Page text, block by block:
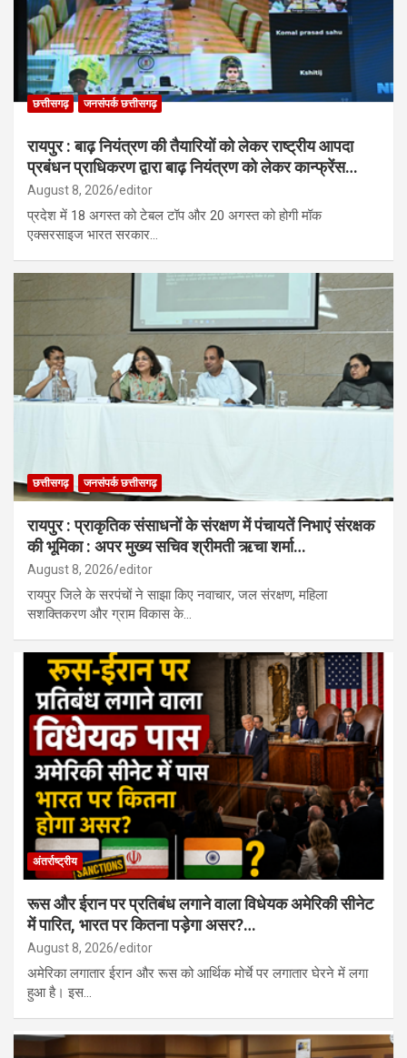
छत्तीसगढ़ जनसंपर्क छत्तीसगढ़
रायपुर : बाढ़ नियंत्रण की तैयारियों को लेकर राष्ट्रीय आपदा
प्रबंधन प्राधिकरण द्वारा बाढ़ नियंत्रण को लेकर कान्फ्रेंस…
August 8, 2026 editor
प्रदेश में 18 अगस्त को टेबल टॉप और 20 अगस्त को होगी मॉक
एक्सरसाइज भारत सरकार…
छत्तीसगढ़ जनसंपर्क छत्तीसगढ़
रायपुर : प्राकृतिक संसाधनों के संरक्षण में पंचायतें निभाएं संरक्षक
की भूमिका : अपर मुख्य सचिव श्रीमती ऋचा शर्मा…
August 8, 2026 editor
रायपुर जिले के सरपंचों ने साझा किए नवाचार, जल संरक्षण, महिला
सशक्तिकरण और ग्राम विकास के…
अंतर्राष्ट्रीय
रूस और ईरान पर प्रतिबंध लगाने वाला विधेयक अमेरिकी सीनेट
में पारित, भारत पर कितना पड़ेगा असर?…
August 8, 2026 editor
अमेरिका लगातार ईरान और रूस को आर्थिक मोर्चे पर लगातार घेरने में लगा
हुआ है। इस…